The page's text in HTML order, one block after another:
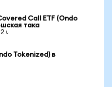
Call ETF (Ondo
така
৳
Tokenized) в